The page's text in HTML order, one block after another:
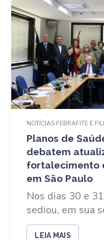
NOTÍCIAS FEBRAFITE E
Planos de
debatem
fortalecimento
em São Paulo
Nos dias 30 e
sediou, em sua
LEIA MAIS